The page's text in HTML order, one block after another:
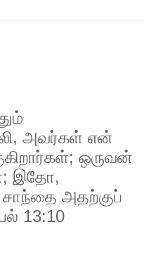
அவர்கள் என்
ஒருவன்
இதோ,
சாந்தை அதற்குப்
13:10